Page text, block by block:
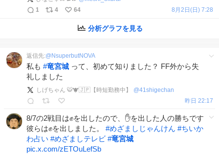
(月)23:59まで受付中
1
4 64 8月2日(日) 7:28
分析グラフを見る
返信先:@ NsuperbutNOVA
私も #竜宮城 って、初めて知りました？ FF外から失
礼しました
しげちゃん 🐯🐮🇯🇵【時短勤務中】 @41shigechan
昨日 22:17
8/7の2戦目は✊️を出したので、✋️を出した人の勝ちです
彼らは✊️を出しました。 #めざましじゃんけん #ちいか
わ占い #めざましテレビ #竜宮城
pic.x.com/zETOuLefSb